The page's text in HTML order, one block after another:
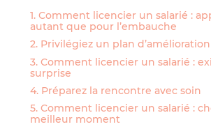
1. Comment licencier un salarié :
autant que pour l’embauche
2. Privilégiez un plan
3. Comment licencier un salarié :
surprise
4. Préparez la rencontre avec soin
5. Comment licencier un salarié :
meilleur moment